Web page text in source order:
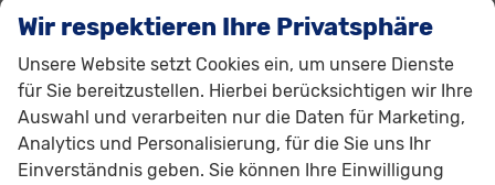
Wir respektieren Ihre Privatsphäre
Unsere Website setzt Cookies ein, um unsere Dienste
für Sie bereitzustellen. Hierbei berücksichtigen wir Ihre
Auswahl und verarbeiten nur die Daten für Marketing,
Analytics und Personalisierung, für die Sie uns Ihr
Einverständnis geben. Sie können Ihre Einwilligung